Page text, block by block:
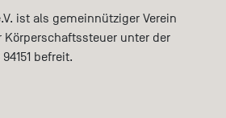
ist als gemeinnütziger Verein
Körperschaftssteuer unter der
befreit.